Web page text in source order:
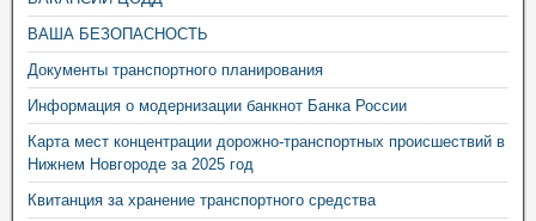
ВАША БЕЗОПАСНОСТЬ
Документы транспортного планирования
Информация о модернизации банкнот Банка России
Карта мест концентрации дорожно-транспортных происшествий в
Нижнем Новгороде за 2025 год
Квитанция за хранение транспортного средства